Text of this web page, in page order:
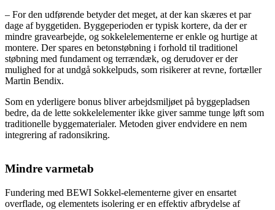
– For den udførende betyder det meget, at der kan skæres et par
dage af byggetiden. Byggeperioden er typisk kortere, da der er
mindre gravearbejde, og sokkelelementerne er enkle og hurtige at
montere. Der spares en betonstøbning i forhold til traditionel
støbning med fundament og terrændæk, og derudover er der
mulighed for at undgå sokkelpuds, som risikerer at revne, fortæller
Martin Bendix.
Som en yderligere bonus bliver arbejdsmiljøet på byggepladsen
bedre, da de lette sokkelelementer ikke giver samme tunge løft som
traditionelle byggematerialer. Metoden giver endvidere en nem
integrering af radonsikring.
Mindre varmetab
Fundering med BEWI Sokkel-elementerne giver en ensartet
overflade, og elementets isolering er en effektiv afbrydelse af